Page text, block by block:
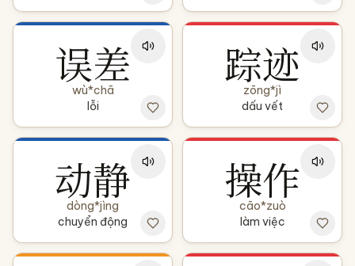
误差
wù*chā
lỗi
踪迹
zōng*jì
dấu vết
动静
dòng*jìng
chuyển động
操作
cāo*zuò
làm việc